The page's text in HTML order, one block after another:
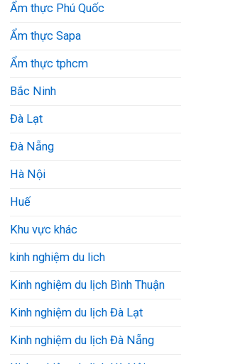
Ẩm thực Phú Quốc
Ẩm thực Sapa
Ẩm thực tphcm
Bắc Ninh
Đà Lạt
Đà Nẵng
Hà Nội
Huế
Khu vực khác
kinh nghiệm du lich
Kinh nghiệm du lịch Bình Thuận
Kinh nghiệm du lịch Đà Lạt
Kinh nghiệm du lịch Đà Nẵng